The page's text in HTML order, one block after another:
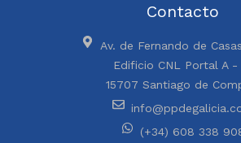
Contacto
Av. de Fernando de
Edificio CNL Portal A -
15707 Santiago de
(+34) 608 338